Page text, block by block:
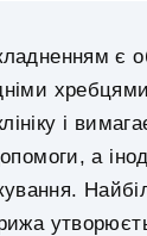
є
і
а